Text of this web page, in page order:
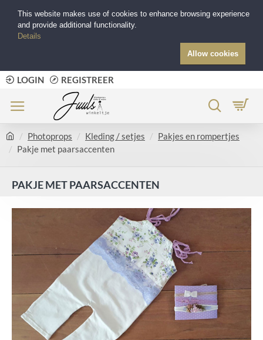
LOGIN REGISTREER
Photoprops Kleding / setjes
Pakjes en rompertjes
Pakje met paarsaccenten
PAKJE MET PAARSACCENTEN
This website makes use of cookies to enhance browsing experience
and provide additional functionality.
Details
Allow cookies